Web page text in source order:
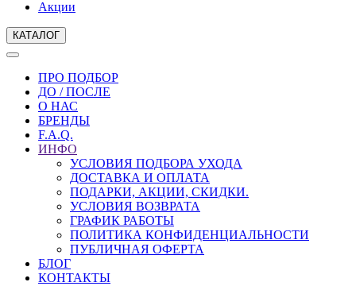
Акции
КАТАЛОГ
ПРО ПОДБОР
ДО / ПОСЛЕ
О НАС
БРЕНДЫ
F.A.Q.
ИНФО
УСЛОВИЯ ПОДБОРА УХОДА
ДОСТАВКА И ОПЛАТА
ПОДАРКИ, АКЦИИ, СКИДКИ.
УСЛОВИЯ ВОЗВРАТА
ГРАФИК РАБОТЫ
ПОЛИТИКА КОНФИДЕНЦИАЛЬНОСТИ
ПУБЛИЧНАЯ ОФЕРТА
БЛОГ
КОНТАКТЫ